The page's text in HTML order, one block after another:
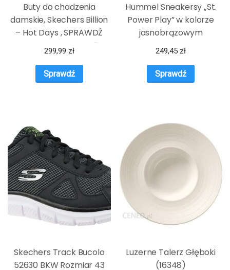
Buty do chodzenia
damskie, Skechers Billion
– Hot Days , SPRAWDŹ
OKAZJE NA WIOSNĘ
299,99 zł
Sprawdź
Hummel Sneakersy „St.
Power Play” w kolorze
jasnobrązowym
249,45 zł
Sprawdź
Skechers Track Bucolo
52630 BKW Rozmiar 43
Luzerne Talerz Głęboki
(16348)